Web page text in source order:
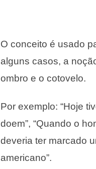
O conceito é usado
alguns casos, a
ombro e o cotovelo.
Por exemplo: “Hoje
doem”, “Quando o
deveria ter marcado
americano”.